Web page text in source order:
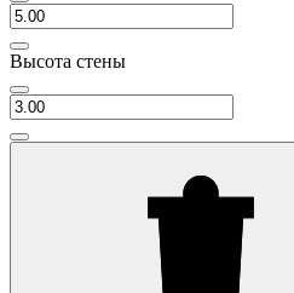
Высота стены